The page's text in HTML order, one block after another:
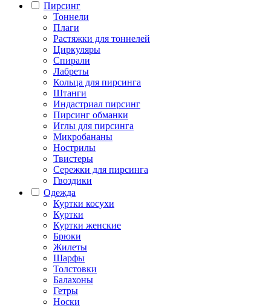
Пирсинг
Тоннели
Плаги
Растяжки для тоннелей
Циркуляры
Спирали
Лабреты
Кольца для пирсинга
Штанги
Индастриал пирсинг
Пирсинг обманки
Иглы для пирсинга
Микробананы
Нострилы
Твистеры
Сережки для пирсинга
Гвоздики
Одежда
Куртки косухи
Куртки
Куртки женские
Брюки
Жилеты
Шарфы
Толстовки
Балахоны
Гетры
Носки